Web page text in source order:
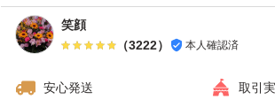
写真の数字は、重さです
ご覧いただきありがとうございます。
笑顔
（3222） 本人確認済
安心発送 取引